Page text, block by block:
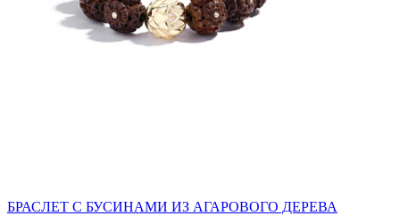
БРАСЛЕТ С БУСИНАМИ ИЗ АГАРОВОГО ДЕРЕВА